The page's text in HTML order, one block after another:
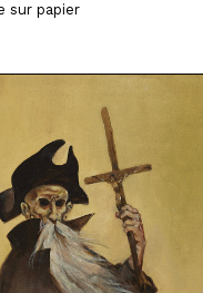
sur papier